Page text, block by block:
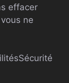
effacer
ne
Sécurité